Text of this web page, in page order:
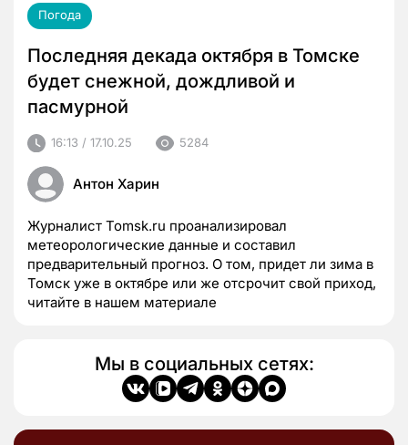
Погода
Последняя декада октября в Томске
будет снежной, дождливой и
пасмурной
16:13 / 17.10.25 5284
Антон Харин
Журналист Tomsk.ru проанализировал
метеорологические данные и составил
предварительный прогноз. О том, придет ли зима в
Томск уже в октябре или же отсрочит свой приход,
читайте в нашем материале
Мы в социальных сетях: